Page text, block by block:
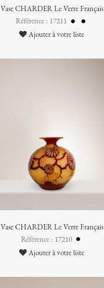
Vase CHARDER Le Verre Français
Référence : 17211
Ajouter à votre liste
Vase CHARDER Le Verre Français
Référence : 17210
Ajouter à votre liste